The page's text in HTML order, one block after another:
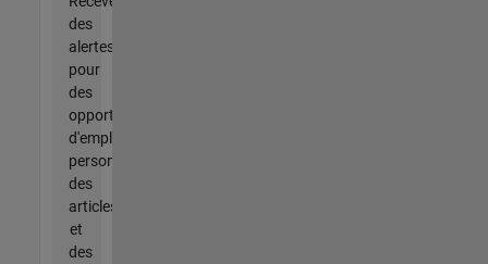
des
alertes
pour
des
opportunités
d'emploi
personnalisées,
des
articles
et
des